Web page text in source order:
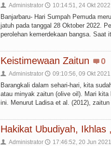
👤 Administrator 🕔 10:14:51, 24 Okt 2022
Banjarbaru- Hari Sumpah Pemuda
jatuh pada tanggal 28 Oktober 2022.
perolehan kemerdekaan bangsa. Saat
Keistimewaan Zaitun 0
👤 Administrator 🕔 09:10:56, 09 Okt 2021
Barangkali dalam sehari-hari, kita
atau minyak zaitun (olive oil). Mari kita
ini. Menurut Ladisa et al. (2012), zaitun
Hakikat Ubudiyah, Ikhlas
👤 Administrator 🕔 17:46:52, 20 Jun 2021